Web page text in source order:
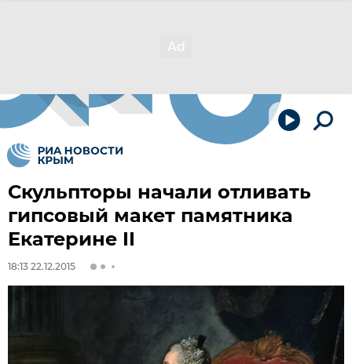
Скульпторы начали отливать
гипсовый макет памятника
Екатерине II
18:13 22.12.2015